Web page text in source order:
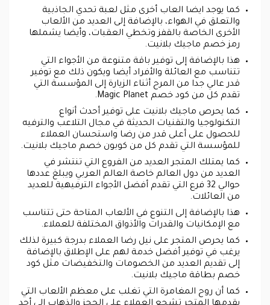
كما يوجد ايضا العاب أخرى مثل لعبة تحدي الجاذبية
والتعلق في الهواء، بالإضافة إلى العديد من الألعاب
الأخرى الخاصة بالقفز وتخطي العقبات، وأيضا يشملها
رمز خصم ماجيك بلانيت.
هذا بالإضافة إلى توفير باقة متنوعة من الأجواء التي
تتناسب مع العائلة والأفراد أيضا ويكون ذلك مع توفير
قدر عالي جدا من المرح أثناء الزيارة إلى المؤسسة التي
تقدم كل من كود خصم Magic Planet.
كما يحرص ماجيك بلانيت على توفير أحدث أنواع
التكنولوجيا والتقنيات الحديثة في مجال التلاعب والترفيه
للحصول على أعلى قدر من رضا واستحسان العملاء
للمؤسسة التي تقدم كل من كوبون خصم ماجيك بلانيت.
كما يمتلك المتجر العديد من الفروع التي تنتشر في
العديد من دول العالم خاصة العالم العربي ويبلغ عددها
حوالي 32 فرع التي تقدم أفضل الأجواء الترفيهية للعديد
من العائلات.
هذا بالإضافة إلى التنوع في الألعاب المتاحة حتى تتناسب
مع الإمكانيات والقدرات والأذواق المختلفة للعملاء.
كما يحرص المتجر على نيل رضا العملاء بدرجة كبيرة لذلك
يرغب في توفير أفضل خدمة لهم على الإطلاق بالإضافة
إلى تقديم العديد من الخصومات والتخفيضات مثل كود
خصم بطاقة ماجيك بلانيت.
كما أن روح المغامرة التي تغلب على معظم الألعاب التي